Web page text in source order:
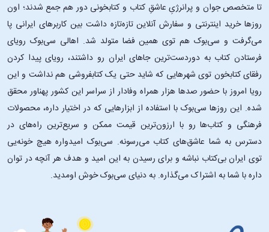
تا متخصص جوان و پرانرژیِ عاشقِ کتاب و کتابخونی دور هم جمع شدند؛ اون‌
روزها خرید اینترنتی و سفارش آنلاین تازه‌تازه داشت بین کاربرهای ایرانی پا
می‌گرفت و سی‌بوک هم توی همین فضا متولد شد. اهالی سی‌بوک رویای
فرستادن کتاب به دوردست‌ترین جاهای ایران رو داشتند، رویای پیدا کردن
رفقای کتابخون توی شهرهایی که شاید حتی یک کتابفروشی هم نداشت و این
رویا امروز با حضور صدها هزار همراه وفادار از سراسر این کشور پهناور محقق
شده. این ‌روزها سی‌بوک با استفاده از ابزارهایی که در اختیار داره، محصولات
فرهنگی و کتاب‌ها رو با ارزون‌ترین قیمت ممکن و سریع‌ترین راه‌های در
دسترس به شما عاشق‌های کتاب می‌رسونه. سی‌بوک امیدواره هیچ خونه‌یی
توی ایران بی‌کتاب نباشه و برای رسیدن به این امید و هدف هر آنچه در توان
داره با شما به اشتراک می‌گذاره. به دنیای سی‌بوک خوش اومدید.